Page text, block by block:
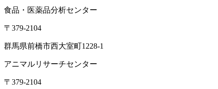
食品・医薬品分析センター
〒379-2104
群馬県前橋市西大室町1228-1
アニマルリサーチセンター
〒379-2104